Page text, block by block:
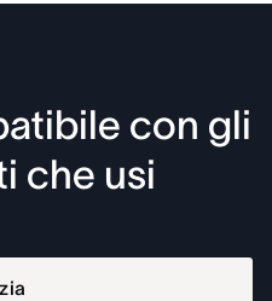
con gli
che usi